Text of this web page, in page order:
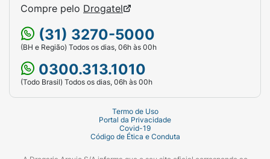
Compre pelo Drogatel
(31) 3270-5000
(BH e Região) Todos os dias, 06h às 00h
0300.313.1010
(Todo Brasil) Todos os dias, 06h às 00h
Termo de Uso
Portal da Privacidade
Covid-19
Código de Ética e Conduta